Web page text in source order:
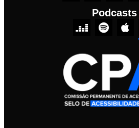
Podcasts